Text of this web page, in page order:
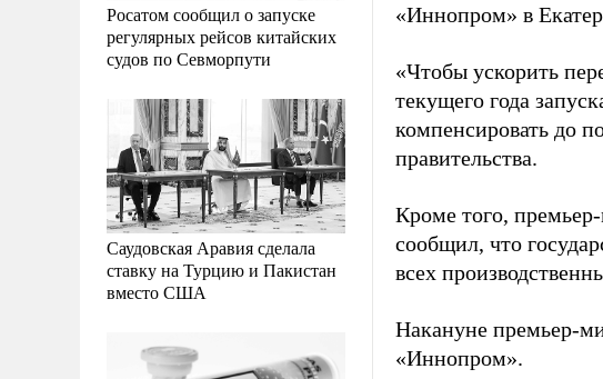
Росатом сообщил о запуске
регулярных рейсов китайских
судов по Севморпути
Саудовская Аравия сделала
ставку на Турцию и Пакистан
вместо США
«Иннопром» в
«Чтобы ускорить
текущего года
компенсировать до
правительства.
Кроме того,
сообщил, что
всех
Накануне премьер-
«Иннопром».